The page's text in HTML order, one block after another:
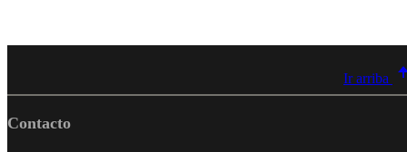
Ir arriba
Contacto